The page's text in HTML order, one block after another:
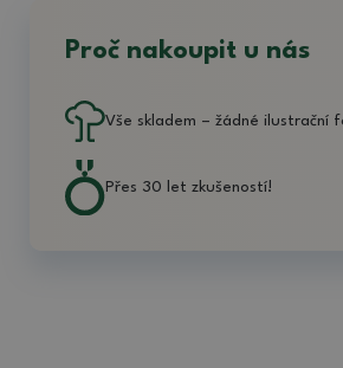
Proč nakoupit u nás
Vše skladem – žádné ilustrační
Přes 30 let zkušeností!